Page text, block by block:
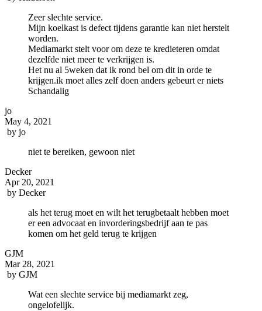
Zeer slechte service.
Mijn koelkast is defect tijdens garantie kan niet herstelt
worden.
Mediamarkt stelt voor om deze te kredieteren omdat
dezelfde niet meer te verkrijgen is.
Het nu al 5weken dat ik rond bel om dit in orde te
krijgen.ik moet alles zelf doen anders gebeurt er niets
Schandalig
jo
May 4, 2021
by jo
niet te bereiken, gewoon niet
Decker
Apr 20, 2021
by Decker
als het terug moet en wilt het terugbetaalt hebben moet
er een advocaat en invorderingsbedrijf aan te pas
komen om het geld terug te krijgen
GJM
Mar 28, 2021
by GJM
Wat een slechte service bij mediamarkt zeg,
ongelofelijk.